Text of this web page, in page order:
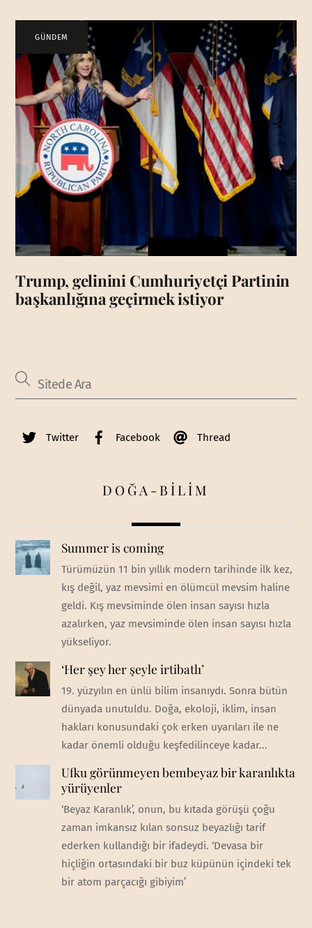
GÜNDEM
Trump, gelinini Cumhuriyetçi Partinin
başkanlığına geçirmek istiyor
Twitter Facebook Thread
DOĞA-BİLİM
Summer is coming
Türümüzün 11 bin yıllık modern tarihinde ilk kez,
kış değil, yaz mevsimi en ölümcül mevsim haline
geldi. Kış mevsiminde ölen insan sayısı hızla
azalırken, yaz mevsiminde ölen insan sayısı hızla
yükseliyor.
‘Her şey her şeyle irtibatlı’
19. yüzyılın en ünlü bilim insanıydı. Sonra bütün
dünyada unutuldu. Doğa, ekoloji, iklim, insan
hakları konusundaki çok erken uyarıları ile ne
kadar önemli olduğu keşfedilinceye kadar...
Ufku görünmeyen bembeyaz bir karanlıkta
yürüyenler
‘Beyaz Karanlık’, onun, bu kıtada görüşü çoğu
zaman imkansız kılan sonsuz beyazlığı tarif
ederken kullandığı bir ifadeydi. ‘Devasa bir
hiçliğin ortasındaki bir buz küpünün içindeki tek
bir atom parçacığı gibiyim’